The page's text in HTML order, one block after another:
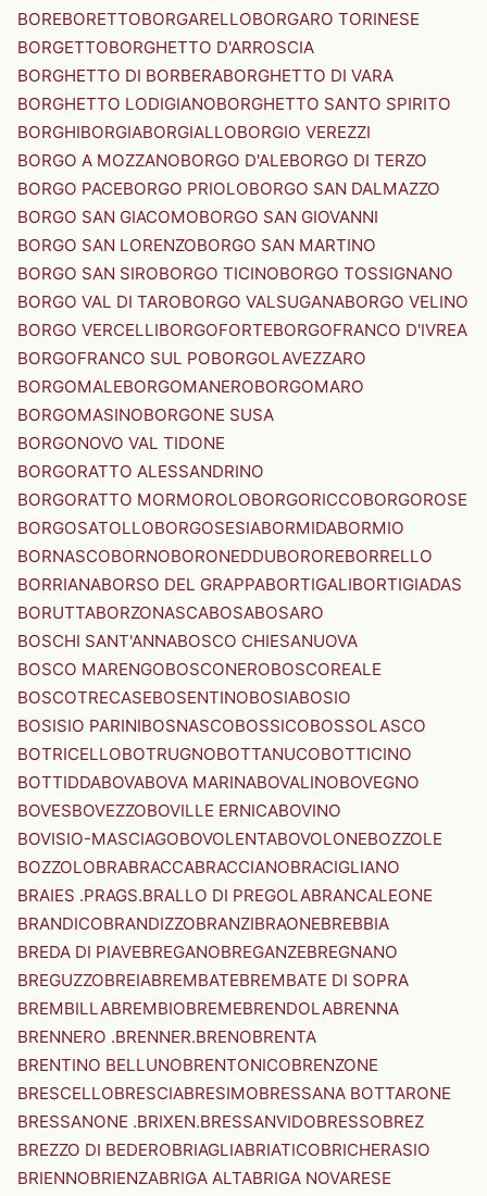
BOREBORETTOBORGARELLOBORGARO TORINESE
BORGETTOBORGHETTO D'ARROSCIA
BORGHETTO DI BORBERABORGHETTO DI VARA
BORGHETTO LODIGIANOBORGHETTO SANTO SPIRITO
BORGHIBORGIABORGIALLOBORGIO VEREZZI
BORGO A MOZZANOBORGO D'ALEBORGO DI TERZO
BORGO PACEBORGO PRIOLOBORGO SAN DALMAZZO
BORGO SAN GIACOMOBORGO SAN GIOVANNI
BORGO SAN LORENZOBORGO SAN MARTINO
BORGO SAN SIROBORGO TICINOBORGO TOSSIGNANO
BORGO VAL DI TAROBORGO VALSUGANABORGO VELINO
BORGO VERCELLIBORGOFORTEBORGOFRANCO D'IVREA
BORGOFRANCO SUL POBORGOLAVEZZARO
BORGOMALEBORGOMANEROBORGOMARO
BORGOMASINOBORGONE SUSA
BORGONOVO VAL TIDONE
BORGORATTO ALESSANDRINO
BORGORATTO MORMOROLOBORGORICCOBORGOROSE
BORGOSATOLLOBORGOSESIABORMIDABORMIO
BORNASCOBORNOBORONEDDUBOROREBORRELLO
BORRIANABORSO DEL GRAPPABORTIGALIBORTIGIADAS
BORUTTABORZONASCABOSABOSARO
BOSCHI SANT'ANNABOSCO CHIESANUOVA
BOSCO MARENGOBOSCONEROBOSCOREALE
BOSCOTRECASEBOSENTINOBOSIABOSIO
BOSISIO PARINIBOSNASCOBOSSICOBOSSOLASCO
BOTRICELLOBOTRUGNOBOTTANUCOBOTTICINO
BOTTIDDABOVABOVA MARINABOVALINOBOVEGNO
BOVESBOVEZZOBOVILLE ERNICABOVINO
BOVISIO-MASCIAGOBOVOLENTABOVOLONEBOZZOLE
BOZZOLOBRABRACCABRACCIANOBRACIGLIANO
BRAIES .PRAGS.BRALLO DI PREGOLABRANCALEONE
BRANDICOBRANDIZZOBRANZIBRAONEBREBBIA
BREDA DI PIAVEBREGANOBREGANZEBREGNANO
BREGUZZOBREIABREMBATEBREMBATE DI SOPRA
BREMBILLABREMBIOBREMEBRENDOLABRENNA
BRENNERO .BRENNER.BRENOBRENTA
BRENTINO BELLUNOBRENTONICOBRENZONE
BRESCELLOBRESCIABRESIMOBRESSANA BOTTARONE
BRESSANONE .BRIXEN.BRESSANVIDOBRESSOBREZ
BREZZO DI BEDEROBRIAGLIABRIATICOBRICHERASIO
BRIENNOBRIENZABRIGA ALTABRIGA NOVARESE